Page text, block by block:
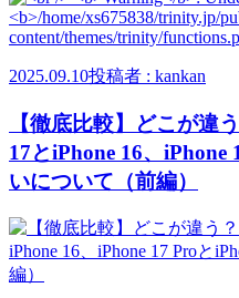
2025.09.10投稿者 : kankan
【徹底比較】どこが
17とiPhone 16、iPhone
いについて（前編）